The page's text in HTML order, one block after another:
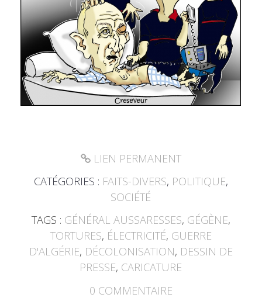
LIEN PERMANENT
CATÉGORIES : FAITS-DIVERS, POLITIQUE,
SOCIÉTÉ
TAGS : GÉNÉRAL AUSSARESSES, GÉGÈNE,
TORTURES, ÉLECTRICITÉ, GUERRE
D'ALGÉRIE, DÉCOLONISATION, DESSIN DE
PRESSE, CARICATURE
0 COMMENTAIRE